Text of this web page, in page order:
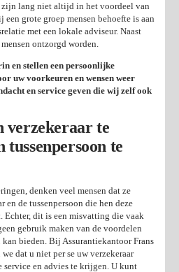
lang niet altijd in het voordeel van
grote groep mensen behoefte is aan
met een lokale adviseur. Naast
ontzorgd worden.
en stellen een persoonlijke
uw voorkeuren en wensen weer
en service geven die wij zelf ook
verzekeraar te
tussenpersoon te
denken veel mensen dat ze
en de tussenpersoon die hen deze
Echter, dit is een misvatting die vaak
gebruik maken van de voordelen
kan bieden. Bij Assurantiekantoor Frans
dat u niet per se uw verzekeraar
service en advies te krijgen. U kunt